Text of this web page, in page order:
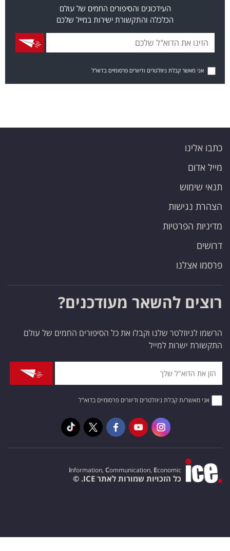
העידכונים והסיפורים החמים של עולם
הכלכלה והתקשורת ישירות במייל שלכם
אני מאשר קבלת ניוזלטרים ודיוורים פרסומיים בדוא"ל
כתבו אלינו
מייל אדום
תנאי שימוש
הצהרת נגישות
מדיניות הפרטיות
דרושים
פרסמו אצלנו
רוצים להשאר מעודכנים?
הרשמו לניוזלטר שלנו וקבלו את כל הסיפורים החמים של עולם
התקשורת ישרות למייל
אני מאשר/ת קבלת ניוזלטרים ודיוורים פרסומיים בדוא"ל
Information, Communication, Economic
כל הזכויות שמורות לאתר ICE. ©